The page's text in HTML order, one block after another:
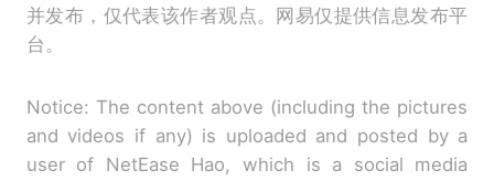
并发布，仅代表该作者观点。网易仅提供信息发布平
台。
Notice: The content above (including the pictures
and videos if any) is uploaded and posted by a
user of NetEase Hao, which is a social media